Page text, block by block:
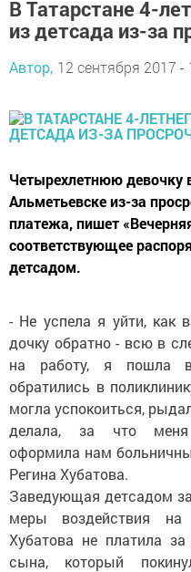
В Татарстане 4-
из детсада из-за
Автор, 12 сентября 2017 -
Четырехлетнюю девочку
Альметьевске из-за
платежа, пишет
соответствующее
детсадом.
- Не успела я уйти, как
дочку обратно - всю в
на работу, я пошла
обратились в
могла успокоиться,
делала, за что меня
оформила нам
Регина Хубатова.
Заведующая детсадом
меры воздействия на
Хубатова не платила
сына, который